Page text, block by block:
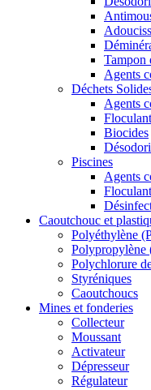
Tampon
Agents
Déchets
Agents
Biocides
Piscines
Agents
Caoutchouc et
Polyéthylène
Polypropylène
Polychlorure
Styréniques
Caoutchoucs
Mines et fonderies
Collecteur
Moussant
Activateur
Dépresseur
Régulateur